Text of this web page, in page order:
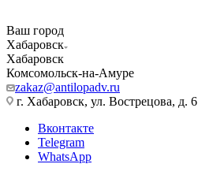
Ваш город
Хабаровск
Хабаровск
Комсомольск-на-Амуре
zakaz@antilopadv.ru
г. Хабаровск, ул. Вострецова, д. 6
Вконтакте
Telegram
WhatsApp